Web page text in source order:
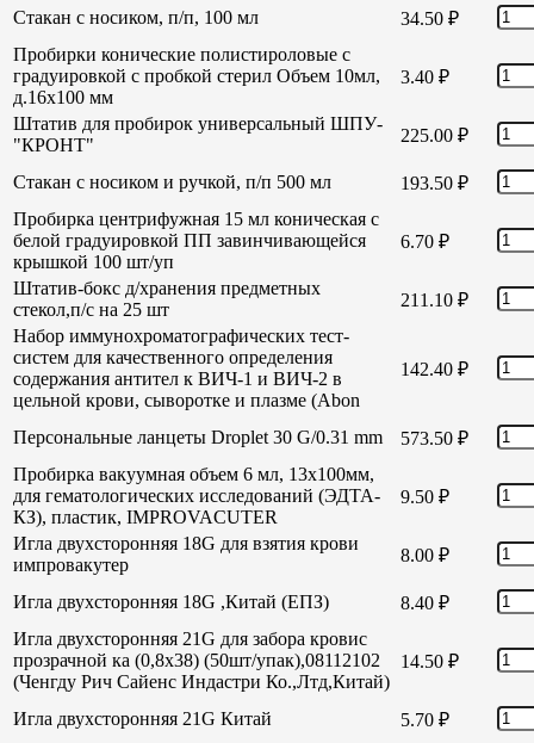
Стакан с носиком, п/п, 100 мл 34.50 ₽
Пробирки конические полистироловые с
градуировкой с пробкой стерил Объем 10мл,
д.16х100 мм
3.40 ₽
Штатив для пробирок универсальный ШПУ-
"КРОНТ"
225.00 ₽
Стакан с носиком и ручкой, п/п 500 мл 193.50 ₽
Пробирка центрифужная 15 мл коническая с
белой градуировкой ПП завинчивающейся
крышкой 100 шт/уп
6.70 ₽
Штатив-бокс д/хранения предметных
стекол,п/с на 25 шт
211.10 ₽
Набор иммунохроматографических тест-
систем для качественного определения
содержания антител к ВИЧ-1 и ВИЧ-2 в
цельной крови, сыворотке и плазме (Abon
142.40 ₽
Персональные ланцеты Droplet 30 G/0.31 mm 573.50 ₽
Пробирка вакуумная объем 6 мл, 13х100мм,
для гематологических исследований (ЭДТА-
КЗ), пластик, IMPROVACUTER
9.50 ₽
Игла двухсторонняя 18G для взятия крови
импровакутер
8.00 ₽
Игла двухсторонняя 18G ,Китай (ЕПЗ) 8.40 ₽
Игла двухсторонняя 21G для забора кровис
прозрачной ка (0,8х38) (50шт/упак),08112102
(Ченгду Рич Сайенс Индастри Ко.,Лтд,Китай)
14.50 ₽
Игла двухсторонняя 21G Китай 5.70 ₽